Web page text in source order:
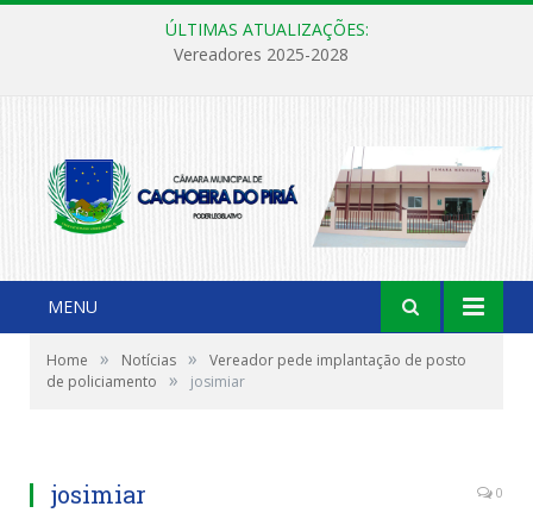
ÚLTIMAS ATUALIZAÇÕES:
Vereadores 2025-2028
MENU
Home » Notícias »
Vereador pede implantação de posto
de policiamento
» josimiar
josimiar 0